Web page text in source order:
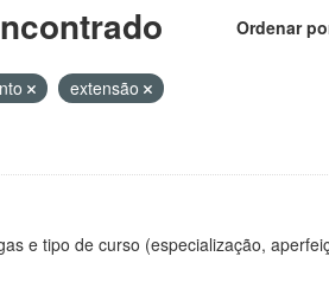
Ordenar
extensão
e tipo de curso (especialização,